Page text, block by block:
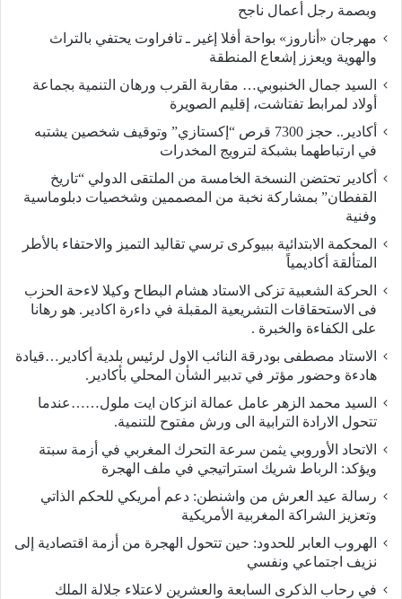
وبصمة رجل أعمال ناجح
مهرجان «أناروز» بواحة أفلا إغير ـ تافراوت يحتفي بالتراث
والهوية ويعزز إشعاع المنطقة
السيد جمال الخنبوبي… مقاربة القرب ورهان التنمية بجماعة
أولاد لمرابط تفتاشت، إقليم الصويرة
أكادير.. حجز 7300 قرص “إكستازي” وتوقيف شخصين يشتبه
في ارتباطهما بشبكة لترويج المخدرات
أكادير تحتضن النسخة الخامسة من الملتقى الدولي “تاريخ
القفطان” بمشاركة نخبة من المصممين وشخصيات دبلوماسية
وفنية
المحكمة الابتدائية ببيوكرى ترسي تقاليد التميز والاحتفاء بالأطر
المتألقة أكاديمياً
الحركة الشعبية تزكى الاستاد هشام البطاح وكيلا لاءحة الحزب
فى الاستحقاقات التشريعية المقبلة في داءرة اكادير. هو رهانا
على الكفاءة والخبرة .
الاستاد مصطفى بودرقة النائب الاول لرئيس بلدية أكادير…قيادة
هادءة وحضور مؤتر في تدبير الشأن المحلي بأكادير.
السيد محمد الزهر عامل عمالة انزكان ايت ملول……عندما
تتحول الارادة الترابية الى ورش مفتوح للتنمية.
الاتحاد الأوروبي يثمن سرعة التحرك المغربي في أزمة سبتة
ويؤكد: الرباط شريك استراتيجي في ملف الهجرة
رسالة عيد العرش من واشنطن: دعم أمريكي للحكم الذاتي
وتعزيز الشراكة المغربية الأمريكية
​الهروب العابر للحدود: حين تتحول الهجرة من أزمة اقتصادية إلى
نزيف اجتماعي ونفسي
في رحاب الذكرى السابعة والعشرين لاعتلاء جلالة الملك